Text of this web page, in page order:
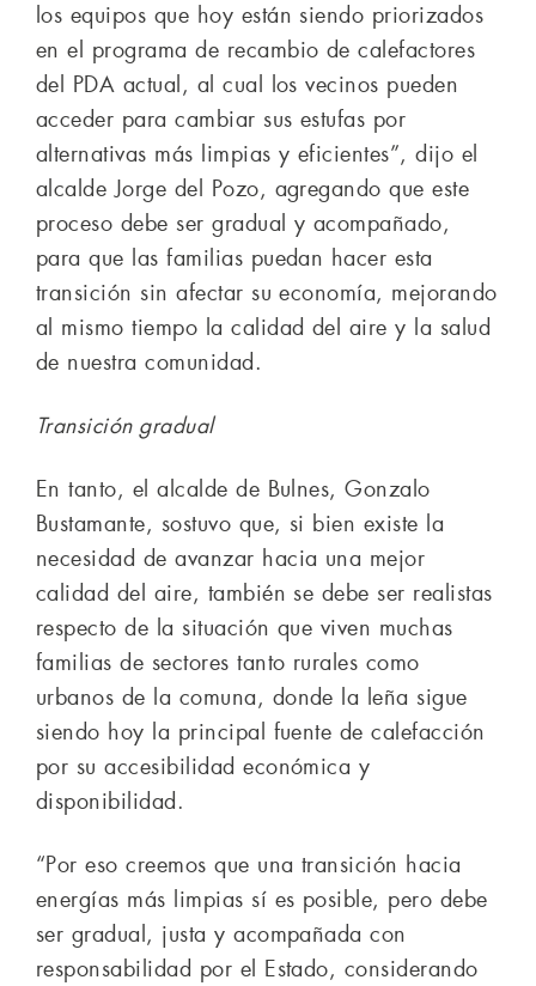
los equipos que hoy están siendo priorizados
en el programa de recambio de calefactores
del PDA actual, al cual los vecinos pueden
acceder para cambiar sus estufas por
alternativas más limpias y eficientes”, dijo el
alcalde Jorge del Pozo, agregando que este
proceso debe ser gradual y acompañado,
para que las familias puedan hacer esta
transición sin afectar su economía, mejorando
al mismo tiempo la calidad del aire y la salud
de nuestra comunidad.
Transición gradual
En tanto, el alcalde de Bulnes, Gonzalo
Bustamante, sostuvo que, si bien existe la
necesidad de avanzar hacia una mejor
calidad del aire, también se debe ser realistas
respecto de la situación que viven muchas
familias de sectores tanto rurales como
urbanos de la comuna, donde la leña sigue
siendo hoy la principal fuente de calefacción
por su accesibilidad económica y
disponibilidad.
“Por eso creemos que una transición hacia
energías más limpias sí es posible, pero debe
ser gradual, justa y acompañada con
responsabilidad por el Estado, considerando